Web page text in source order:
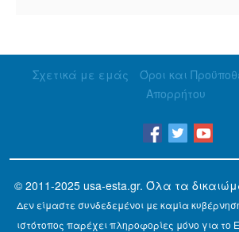
Σχετικά με εμάς Όροι και
Απορρήτου
© 2011-2025 usa-esta.gr. Όλα τα
Δεν είμαστε συνδεδεμένοι με καμία
ιστότοπος παρέχει πληροφορίες μόνο για το